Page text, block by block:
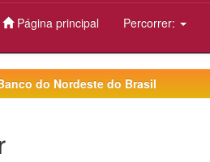
Página principal Percorrer:
do Nordeste do Brasil